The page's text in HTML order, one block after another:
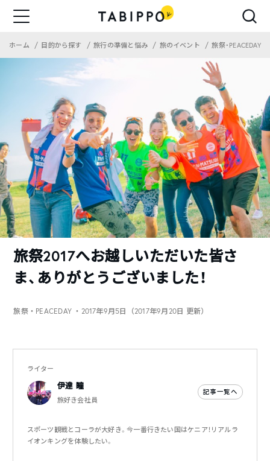
ホーム 目的から探す 旅行の準備と悩み 旅のイベント 旅祭・PEACEDAY
旅祭2017へお越しいただいた皆さ
ま、ありがとうございました！
旅祭・PEACEDAY ・2017年9月5日（2017年9月20日 更新）
ライター
伊達 瞳
旅好き会社員
記事一覧へ
スポーツ観戦とコーラが大好き。今一番行きたい国はケニア！リアルラ
イオンキングを体験したい。